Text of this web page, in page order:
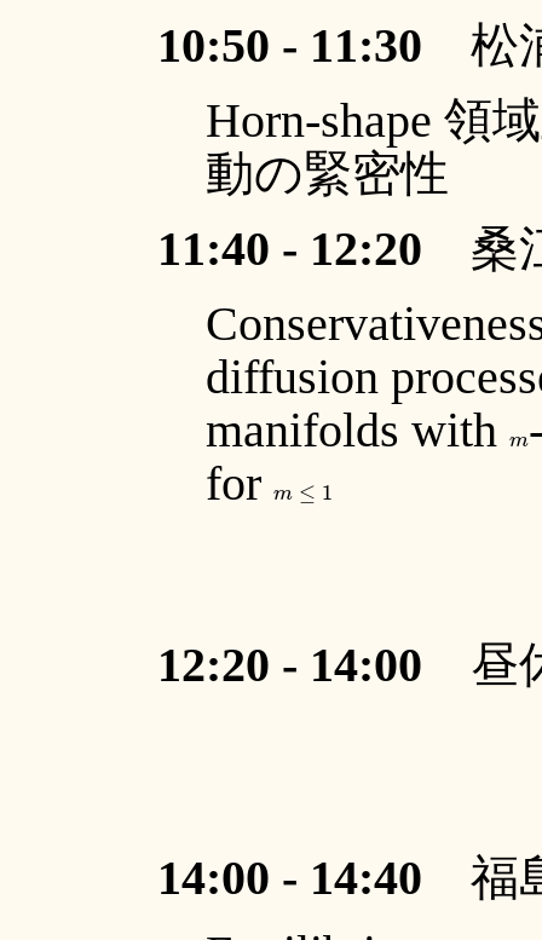
10:50 - 11:30 松
Horn-shape 領
動の緊密性
11:40 - 12:20 桑
diffusion
manifolds with m
m
for m ≤ 1
m ≤1
12:20 - 14:00 昼
14:00 - 14:40 福